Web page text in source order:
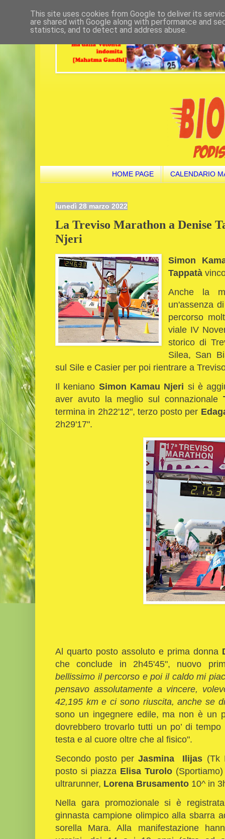
HOME PAGE CALENDARIO
lunedì 28 marzo 2022
La Treviso Marathon a Denise
Njeri
Simon
Tappatà
Anche la
un'assenza
percorso
viale IV
storico di
Silea, San
sul Sile e Casier per poi rientrare a
Il keniano Simon Kamau Njeri si è
aver avuto la meglio sul connazionale
termina in 2h22'12", terzo posto per
2h29'17".
Al quarto posto assoluto e prima donna
che conclude in 2h45'45", nuovo
bellissimo il percorso e poi il caldo mi
pensavo assolutamente a vincere,
42,195 km e ci sono riuscita, anche se
sono un ingegnere edile, ma non è un
dovrebbero trovarlo tutti un po’ di
testa e al cuore oltre che al fisico".
Secondo posto perJasmina Ilijas (Tk
posto si piazza Elisa Turolo(Sportiamo)
ultrarunner, Lorena Brusamento 10^ in
Nella gara promozionale si è
ginnasta campione olimpico alla sbarra
sorella Mara. Alla manifestazione
This site uses cookies from Google to deliver its
are shared with Google along with performance and
statistics, and to detect and address abuse.